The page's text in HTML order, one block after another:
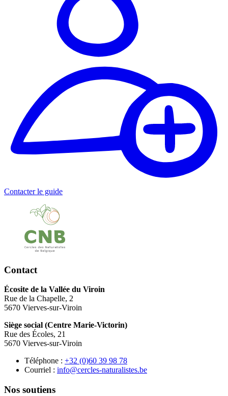
Contacter le guide
Contact
Écosite de la Vallée du Viroin
Rue de la Chapelle, 2
5670 Vierves-sur-Viroin
Siège social (Centre Marie-Victorin)
Rue des Écoles, 21
5670 Vierves-sur-Viroin
Téléphone : 87 89 93 06(0) 23+
Courriel : eb.setsilarutan-selcrec@ofni
Nos soutiens